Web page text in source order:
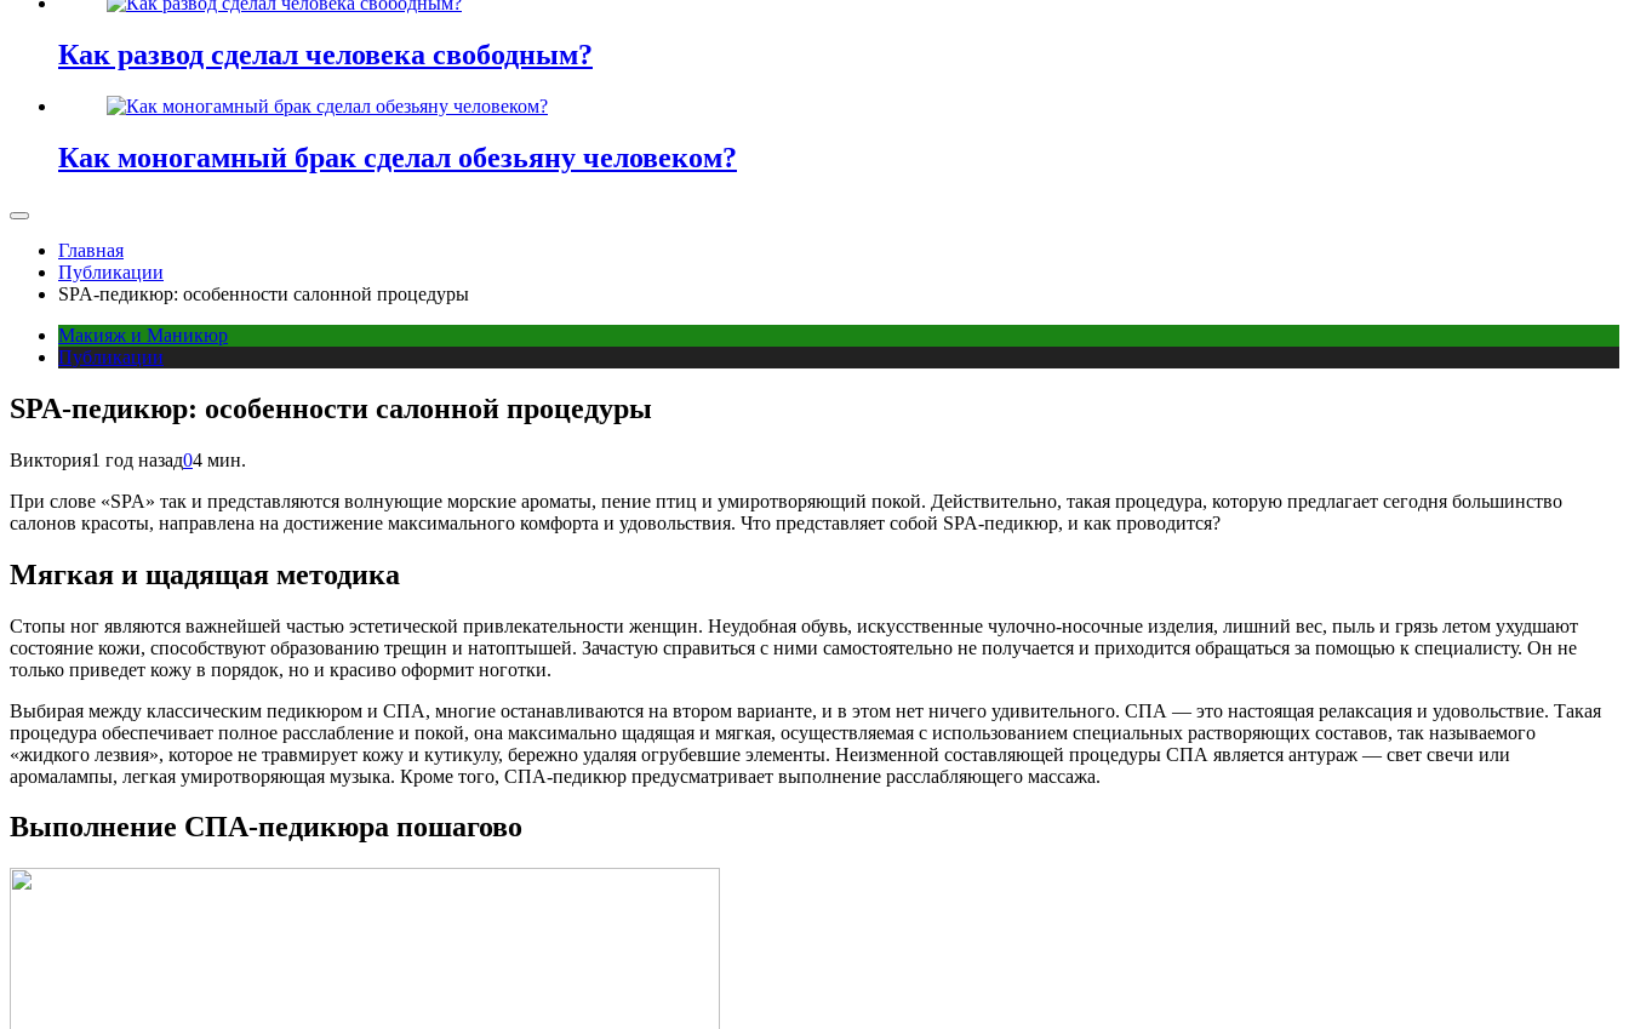
Как развод сделал человека свободным?
Как моногамный брак сделал обезьяну человеком?
Главная
Публикации
SPA-педикюр: особенности салонной процедуры
Макияж и Маникюр
Публикации
SPA-педикюр: особенности салонной процедуры
Виктория1 год назад04 мин.
При слове «SPA» так и представляются волнующие морские ароматы, пение птиц и умиротворяющий покой. Действительно, такая процедура, которую предлагает сегодня большинство
салонов красоты, направлена на достижение максимального комфорта и удовольствия. Что представляет собой SPA-педикюр, и как проводится?
Мягкая и щадящая методика
Стопы ног являются важнейшей частью эстетической привлекательности женщин. Неудобная обувь, искусственные чулочно-носочные изделия, лишний вес, пыль и грязь летом ухудшают
состояние кожи, способствуют образованию трещин и натоптышей. Зачастую справиться с ними самостоятельно не получается и приходится обращаться за помощью к специалисту. Он не
только приведет кожу в порядок, но и красиво оформит ноготки.
Выбирая между классическим педикюром и СПА, многие останавливаются на втором варианте, и в этом нет ничего удивительного. СПА — это настоящая релаксация и удовольствие. Такая
процедура обеспечивает полное расслабление и покой, она максимально щадящая и мягкая, осуществляемая с использованием специальных растворяющих составов, так называемого
«жидкого лезвия», которое не травмирует кожу и кутикулу, бережно удаляя огрубевшие элементы. Неизменной составляющей процедуры СПА является антураж — свет свечи или
аромалампы, легкая умиротворяющая музыка. Кроме того, СПА-педикюр предусматривает выполнение расслабляющего массажа.
Выполнение СПА-педикюра пошагово